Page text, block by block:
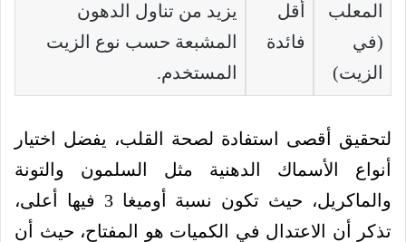
المعلب
(في
الزيت)
أقل
فائدة
يزيد من تناول الدهون
المشبعة حسب نوع الزيت
المستخدم.
لتحقيق أقصى استفادة لصحة القلب، يفضل اختيار
أنواع الأسماك الدهنية مثل السلمون والتونة
والماكريل، حيث تكون نسبة أوميغا 3 فيها أعلى،
تذكر أن الاعتدال في الكميات هو المفتاح، حيث أن